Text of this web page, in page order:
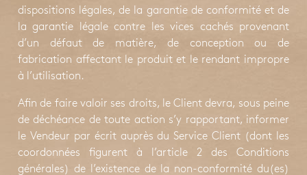
dispositions légales, de la garantie de conformité et de
la garantie légale contre les vices cachés provenant
d’un défaut de matière, de conception ou de
fabrication affectant le produit et le rendant impropre
à l’utilisation.
Afin de faire valoir ses droits, le Client devra, sous peine
de déchéance de toute action s’y rapportant, informer
le Vendeur par écrit auprès du Service Client (dont les
coordonnées figurent à l’article 2 des Conditions
générales) de l’existence de la non-conformité du(es)